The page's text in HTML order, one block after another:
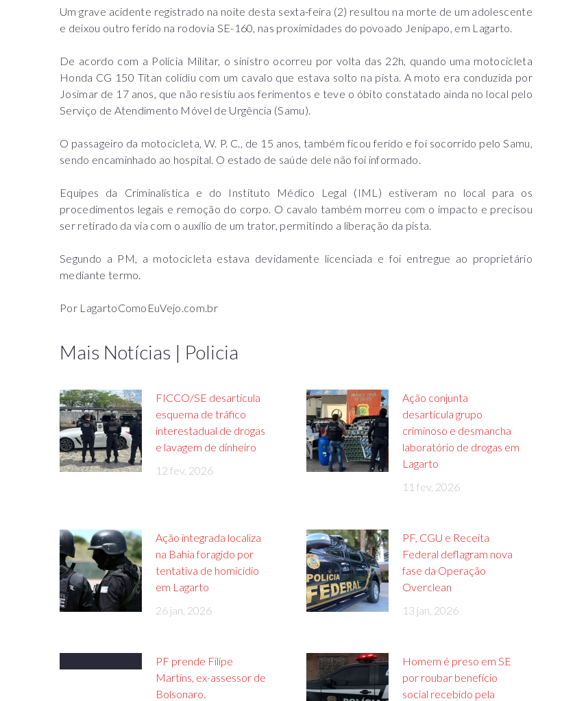
Um grave acidente registrado na noite desta sexta-feira (2) resultou na morte de um adolescente
e deixou outro ferido na rodovia SE-160, nas proximidades do povoado Jenipapo, em Lagarto.
De acordo com a Polícia Militar, o sinistro ocorreu por volta das 22h, quando uma motocicleta
Honda CG 150 Titan colidiu com um cavalo que estava solto na pista. A moto era conduzida por
Josimar de 17 anos, que não resistiu aos ferimentos e teve o óbito constatado ainda no local pelo
Serviço de Atendimento Móvel de Urgência (Samu).
O passageiro da motocicleta, W. P. C., de 15 anos, também ficou ferido e foi socorrido pelo Samu,
sendo encaminhado ao hospital. O estado de saúde dele não foi informado.
Equipes da Criminalística e do Instituto Médico Legal (IML) estiveram no local para os
procedimentos legais e remoção do corpo. O cavalo também morreu com o impacto e precisou
ser retirado da via com o auxílio de um trator, permitindo a liberação da pista.
Segundo a PM, a motocicleta estava devidamente licenciada e foi entregue ao proprietário
mediante termo.
Por LagartoComoEuVejo.com.br
Mais Notícias | Policia
FICCO/SE desarticula
esquema de tráfico
interestadual de drogas
e lavagem de dinheiro
12 fev, 2026
Ação conjunta
desarticula grupo
criminoso e desmancha
laboratório de drogas em
Lagarto
11 fev, 2026
Ação integrada localiza
na Bahia foragido por
tentativa de homicídio
em Lagarto
26 jan, 2026
PF, CGU e Receita
Federal deflagram nova
fase da Operação
Overclean
13 jan, 2026
PF prende Filipe
Martins, ex-assessor de
Bolsonaro.
Homem é preso em SE
por roubar benefício
social recebido pela